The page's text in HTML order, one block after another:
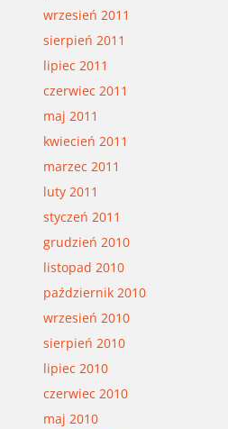
wrzesień 2011
sierpień 2011
lipiec 2011
czerwiec 2011
maj 2011
kwiecień 2011
marzec 2011
luty 2011
styczeń 2011
grudzień 2010
listopad 2010
październik 2010
wrzesień 2010
sierpień 2010
lipiec 2010
czerwiec 2010
maj 2010